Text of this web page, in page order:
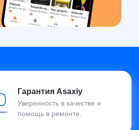
Гарантия Asaxiy
Уверенность в качестве и
помощь в ремонте.